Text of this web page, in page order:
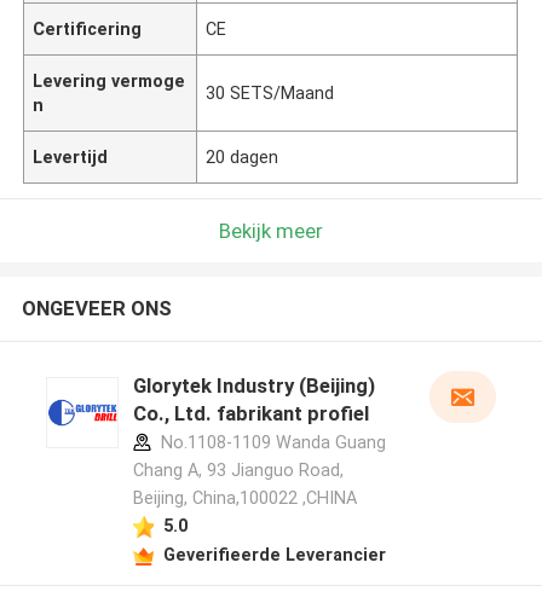
Certificering CE
Levering vermoge
n
30 SETS/Maand
Levertijd 20 dagen
Bekijk meer
ONGEVEER ONS
Glorytek Industry (Beijing)
Co., Ltd. fabrikant profiel
No.1108-1109 Wanda Guang
Chang A, 93 Jianguo Road,
Beijing, China,100022 ,CHINA
5.0
Geverifieerde Leverancier